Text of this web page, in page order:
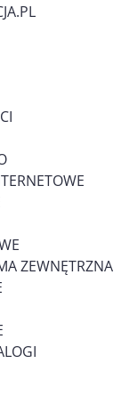
ZEWNĘTRZNA